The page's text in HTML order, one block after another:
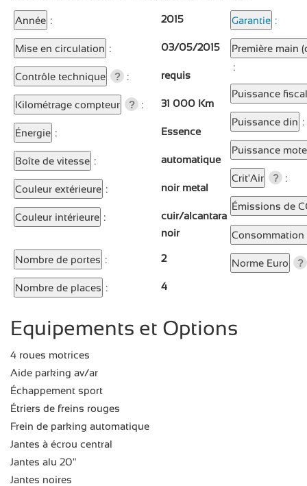
Année : 2015
Mise en circulation : 03/05/2015
Contrôle technique ? : requis
Kilométrage compteur ? : 31 000 Km
Énergie : Essence
Boîte de vitesse : automatique
Couleur extérieure : noir metal
Couleur intérieure :
cuir/alcantara
noir
Nombre de portes : 2
Nombre de places : 4
Garantie :
Première main
:
Puissance
Puissance din :
Puissance
Crit'Air ? :
Émissions de
Consommation
Norme Euro ?
Equipements et Options
4 roues motrices
Aide parking av/ar
Échappement sport
Étriers de freins rouges
Frein de parking automatique
Jantes à écrou central
Jantes alu 20"
Jantes noires